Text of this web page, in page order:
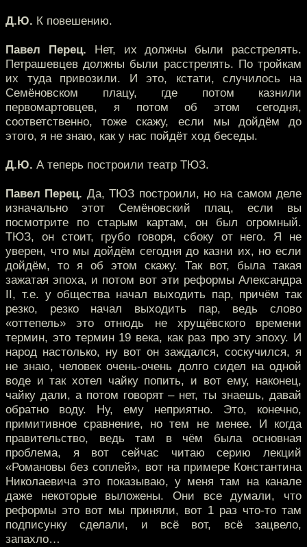
Д.Ю. К повешению.
Павел Перец. Нет, их должны были расстрелять.
Петрашевцев должны были расстрелять. По тройкам
их туда привозили. И это, кстати, случилось на
Семёновском плацу, где потом казнили
первомартовцев, я потом об этом сегодня,
соответственно, тоже скажу, если мы дойдём до
этого, я не знаю, как у нас пойдёт ход беседы.
Д.Ю. А теперь построили театр ТЮЗ.
Павел Перец. Да, ТЮЗ построили, но на самом деле
изначально этот Семёновский плац, если вы
посмотрите по старым картам, он был огромный.
ТЮЗ, он стоит, грубо говоря, сбоку от него. Я не
уверен, что мы дойдём сегодня до казни их, но если
дойдём, то я об этом скажу. Так вот, была такая
зажатая эпоха, и потом вот эти реформы Александра
II, т.е. у общества начал выходить пар, причём так
резко, резко начал выходить пар, ведь слово
«оттепель» это отнюдь не хрущёвского времени
термин, это термин 19 века, как раз про эту эпоху. И
народ настолько, ну вот он заждался, соскучился, я
не знаю, человек очень-очень долго сидел на одной
воде и так хотел чайку попить, и вот ему, наконец,
чайку дали, а потом говорят – нет, ты знаешь, давай
обратно воду. Ну, ему неприятно. Это, конечно,
примитивное сравнение, но тем не менее. И когда
правительство, ведь там в чём была основная
проблема, я вот сейчас читаю серию лекций
«Романовы без соплей», вот на примере Константина
Николаевича это показываю, у меня там на канале
даже некоторые выложены. Они все думали, что
реформы это вот мы приняли, вот 1 раз что-то там
подписунку сделали, и всё вот, всё зацвело,
запахло…